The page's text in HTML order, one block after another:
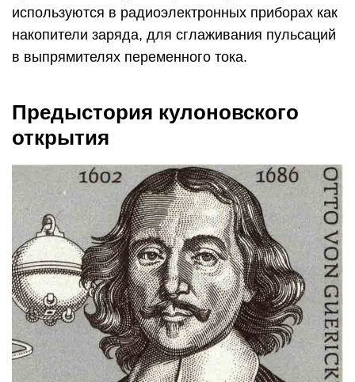
используются в радиоэлектронных приборах как
накопители заряда, для сглаживания пульсаций
в выпрямителях переменного тока.
Предыстория кулоновского
открытия